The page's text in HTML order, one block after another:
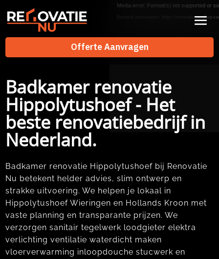
Offerte Aanvragen
Offerte Aanvragen
Media error: Format(s) not supported or
Bestand downloaden: https://renovatienu.nl/wp-
Badkamer renovatie
Hippolytushoef - Het
beste renovatiebedrijf in
Nederland.
Badkamer renovatie Hippolytushoef bij Renovatie
Nu betekent helder advies, slim ontwerp en
strakke uitvoering.​ We helpen je lokaal in
Hippolytushoef Wieringen en Hollands Kroon met
vaste planning en transparante prijzen.​ We
verzorgen sanitair tegelwerk loodgieter elektra
verlichting ventilatie waterdicht maken
vloerverwarming inloopdouche stucwerk en